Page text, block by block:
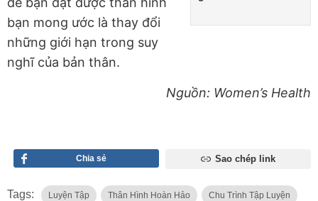
bạn mong ước là thay đổi
những giới hạn trong suy
nghĩ của bản thân.
Nguồn: Women’s Health
Chia sẻ Sao chép link
Tags: Luyện Tập Thân Hình Hoàn Hảo Chu Trình Tập Luyện